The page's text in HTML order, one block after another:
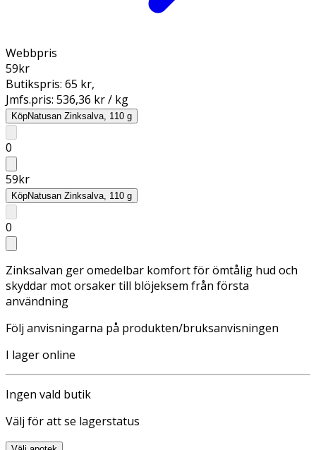
Webbpris
59kr
Butikspris: 65 kr,
Jmfs.pris: 536,36 kr / kg
KöpNatusan Zinksalva, 110 g
0
59kr
KöpNatusan Zinksalva, 110 g
0
Zinksalvan ger omedelbar komfort för ömtålig hud och
skyddar mot orsaker till blöjeksem från första
användning
Följ anvisningarna på produkten/bruksanvisningen
I lager online
Ingen vald butik
Välj för att se lagerstatus